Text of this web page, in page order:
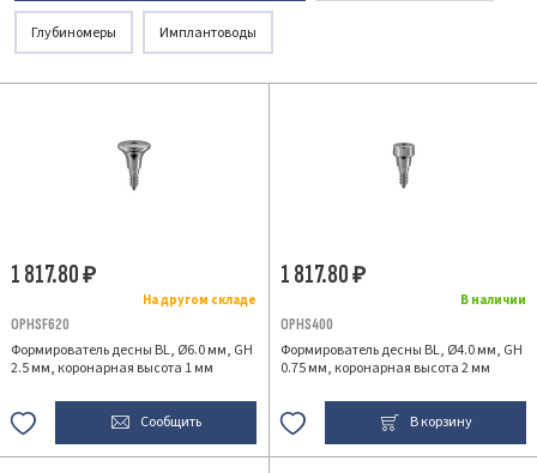
Глубиномеры Имплантоводы
На другом складе
1 817.80₽
OPHSF620
Формирователь десны BL, Ø6.0 мм, GH
2.5 мм, коронарная высота 1 мм
Сообщить
В наличии
1 817.80₽
OPHS400
Формирователь десны BL, Ø4.0 мм, GH
0.75 мм, коронарная высота 2 мм
В корзину